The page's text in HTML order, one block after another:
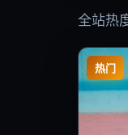
全站热
热门